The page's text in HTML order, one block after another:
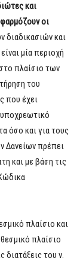
και
οι
διαδικασιών και
μία περιοχή
πλαίσιο των
του
που έχει
όσο και για τους
Δανείων πρέπει
και με βάση τις
πλαίσιο και
πλαίσιο
διατάξεις του ν.